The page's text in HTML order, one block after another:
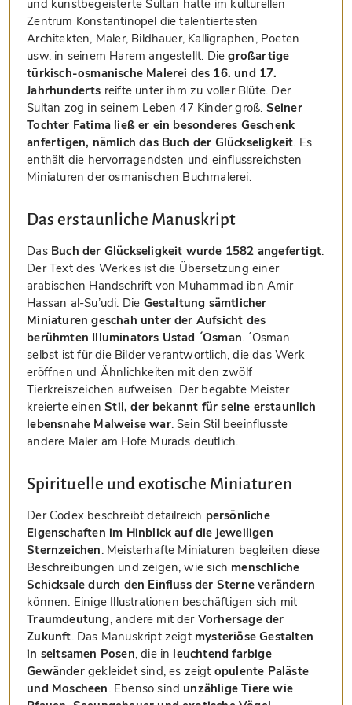
und kunstbegeisterte Sultan hatte im kulturellen
Zentrum Konstantinopel die talentiertesten
Architekten, Maler, Bildhauer, Kalligraphen, Poeten
usw. in seinem Harem angestellt. Diegroßartige
türkisch-osmanische Malerei des 16. und 17.
Jahrhunderts reifte unter ihm zu voller Blüte. Der
Sultan zog in seinem Leben 47 Kinder groß. Seiner
Tochter Fatima ließ er ein besonderes Geschenk
anfertigen, nämlich das Buch der Glückseligkeit. Es
enthält die hervorragendsten und einflussreichsten
Miniaturen der osmanischen Buchmalerei.
Das erstaunliche Manuskript
Das Buch der Glückseligkeit wurde 1582 angefertigt.
Der Text des Werkes ist die Übersetzung einer
arabischen Handschrift von Muhammad ibn Amir
Hassan al-Su’udi. Die Gestaltung sämtlicher
Miniaturen geschah unter der Aufsicht des
berühmten Illuminators Ustad ´Osman. ´Osman
selbst ist für die Bilder verantwortlich, die das Werk
eröffnen und Ähnlichkeiten mit den zwölf
Tierkreiszeichen aufweisen. Der begabte Meister
kreierte einenStil, der bekannt für seine erstaunlich
lebensnahe Malweise war. Sein Stil beeinflusste
andere Maler am Hofe Murads deutlich.
Spirituelle und exotische Miniaturen
Der Codex beschreibt detailreich persönliche
Eigenschaften im Hinblick auf die jeweiligen
Sternzeichen. Meisterhafte Miniaturen begleiten diese
Beschreibungen und zeigen, wie sich menschliche
Schicksale durch den Einfluss der Sterne verändern
können. Einige Illustrationen beschäftigen sich mit
Traumdeutung, andere mit der Vorhersage der
Zukunft. Das Manuskript zeigt mysteriöse Gestalten
in seltsamen Posen, die in leuchtend farbige
Gewändergekleidet sind, es zeigt opulente Paläste
und Moscheen. Ebenso sind unzählige Tiere wie